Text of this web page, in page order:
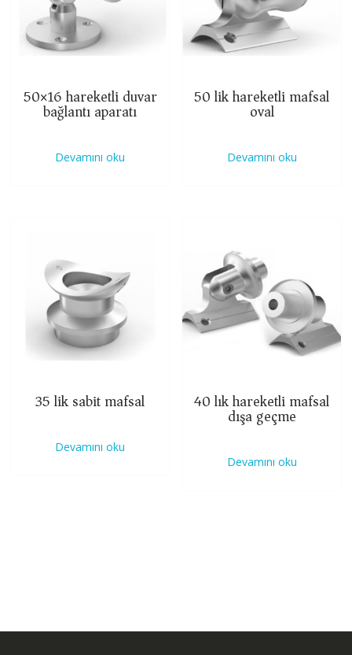
50×16 hareketli duvar
bağlantı aparatı
Devamını oku
50 lik hareketli mafsal
oval
Devamını oku
35 lik sabit mafsal
Devamını oku
40 lık hareketli mafsal
dışa geçme
Devamını oku